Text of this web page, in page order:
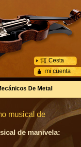
mi cuenta
Cesta
De Metal
musical de
de manivela: